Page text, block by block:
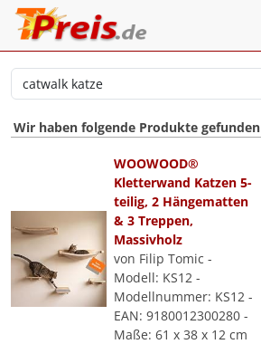
Wir haben folgende Produkte gefunden
WOOWOOD®
Kletterwand Katzen 5-
teilig, 2 Hängematten
& 3 Treppen,
Massivholz
von Filip Tomic -
Modell: KS12 -
Modellnummer: KS12 -
EAN: 9180012300280 -
Maße: 61 x 38 x 12 cm